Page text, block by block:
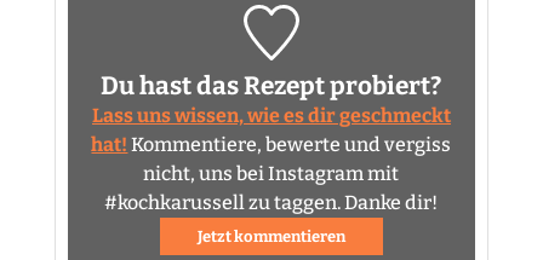
Du hast das Rezept probiert?
Lass uns wissen, wie es dir geschmeckt
hat! Kommentiere, bewerte und vergiss
nicht, uns bei Instagram mit
#kochkarussell zu taggen. Danke dir!
Jetzt kommentieren